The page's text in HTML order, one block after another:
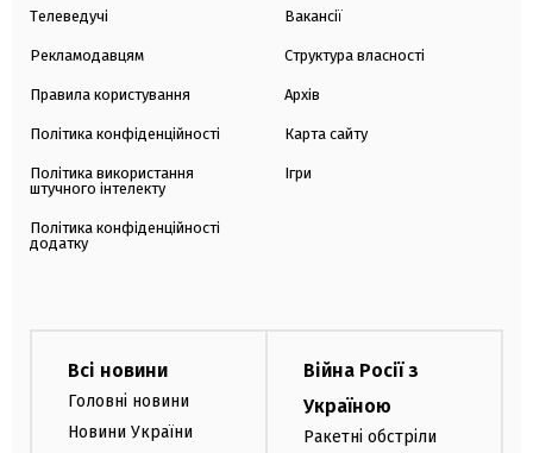
Телеведучі
Рекламодавцям
Правила користування
Політика конфіденційності
Політика використання
штучного інтелекту
Політика конфіденційності
додатку
Вакансії
Структура власності
Архів
Карта сайту
Ігри
Всі новини
Головні новини
Новини України
Війна Росії з
Україною
Ракетні обстріли